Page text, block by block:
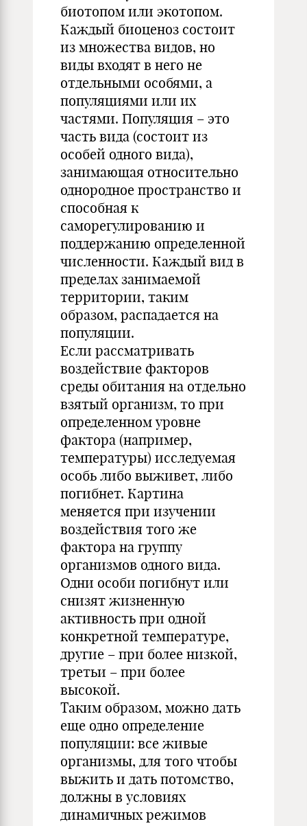
биотопом или экотопом.
Каждый биоценоз состоит
из множества видов, но
виды входят в него не
отдельными особями, а
популяциями или их
частями. Популяция – это
часть вида (состоит из
особей одного вида),
занимающая относительно
однородное пространство и
способная к
саморегулированию и
поддержанию определенной
численности. Каждый вид в
пределах занимаемой
территории, таким
образом, распадается на
популяции.
Если рассматривать
воздействие факторов
среды обитания на отдельно
взятый организм, то при
определенном уровне
фактора (например,
температуры) исследуемая
особь либо выживет, либо
погибнет. Картина
меняется при изучении
воздействия того же
фактора на группу
организмов одного вида.
Одни особи погибнут или
снизят жизненную
активность при одной
конкретной температуре,
другие – при более низкой,
третьи – при более
высокой.
Таким образом, можно дать
еще одно определение
популяции: все живые
организмы, для того чтобы
выжить и дать потомство,
должны в условиях
динамичных режимов